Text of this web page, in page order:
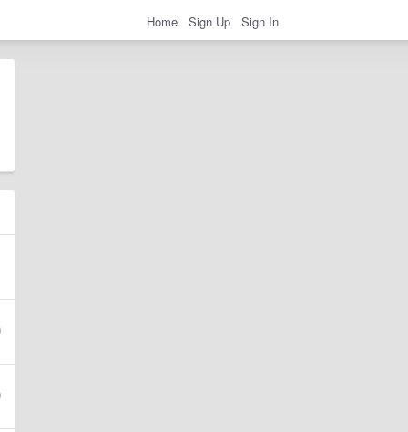
Home Sign Up Sign In